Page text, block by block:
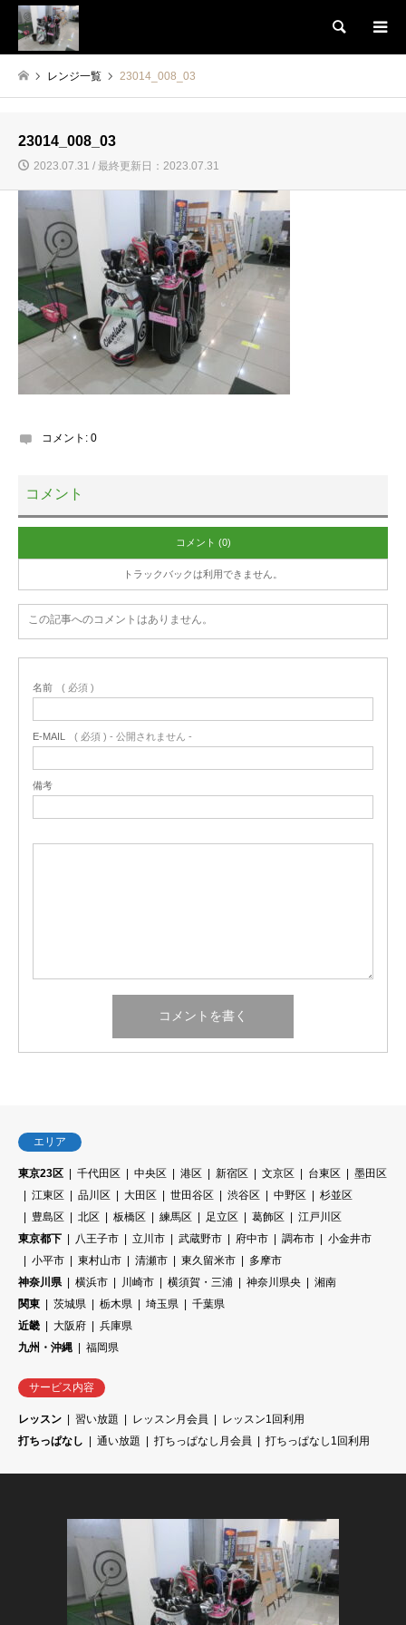
検索
レンジ一覧 23014_008_03
23014_008_03
2023.07.31 / 最終更新日：2023.07.31
コメント: 0
コメント
コメント (0)
トラックバックは利用できません。
この記事へのコメントはありません。
名前 ( 必須 )
E-MAIL ( 必須 ) - 公開されません -
備考
エリア
東京23区 千代田区 中央区 港区 新宿区 文京区 台東区
墨田区
江東区
品川区 大田区 世田谷区 渋谷区 中野区
杉並区
豊島区
北区 板橋区 練馬区 足立区 葛飾区
江戸川区
東京都下
八王子市 立川市 武蔵野市 府中市 調布市
小金井市
小平市
東村山市 清瀬市 東久留米市
多摩市
神奈川県
横浜市 川崎市 横須賀・三浦 神奈川県央
湘南
関東
茨城県 栃木県 埼玉県
千葉県
近畿
大阪府
兵庫県
九州・沖縄
福岡県
サービス内容
レッスン 習い放題 レッスン月会員
レッスン1回利用
打ちっぱなし
通い放題 打ちっぱなし月会員 打ちっぱなし1回利用